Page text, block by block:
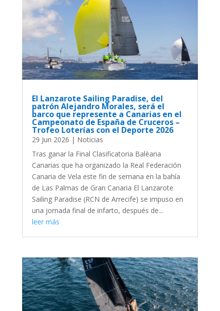
El Lanzarote Sailing Paradise, del
patrón Alejandro Morales, será el
barco que represente a Canarias en el
Campeonato de España de Cruceros –
Trofeo Loterías con el Deporte 2026
29 Jun 2026 | Noticias
Tras ganar la Final Clasificatoria Balèaria
Canarias que ha organizado la Real Federación
Canaria de Vela este fin de semana en la bahía
de Las Palmas de Gran Canaria El Lanzarote
Sailing Paradise (RCN de Arrecife) se impuso en
una jornada final de infarto, después de...
leer más